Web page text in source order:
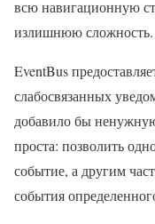
всю навигационную
излишнюю сложность.
EventBus
слабосвязанных
добавило бы
проста: позволить
событие, а другим
события